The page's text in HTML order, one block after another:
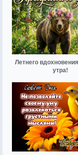
Летнего
утра!